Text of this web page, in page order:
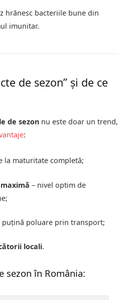
hrănesc bacteriile bune din
imunitar.
de sezon” și de ce
de sezon nu este doar un trend,
:
la maturitate completă;
– nivel optim de
puțină poluare prin transport;
locali.
sezon în România: